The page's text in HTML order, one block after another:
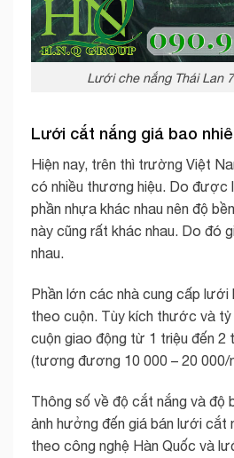
Lưới che nắng Thái Lan
Lưới cắt nắng giá bao
Hiện nay, trên thì trường Việt
có nhiều thương hiệu. Do được
phần nhựa khác nhau nên độ
này cũng rất khác nhau. Do đó
nhau.
Phần lớn các nhà cung cấp lưới
theo cuộn. Tùy kích thước và tỷ
cuộn giao động từ 1 triệu đến 2
(tương đương 10 000 – 20 000/
Thông số về độ cắt nắng và độ
ảnh hưởng đến giá bán lưới cắt
theo công nghệ Hàn Quốc và